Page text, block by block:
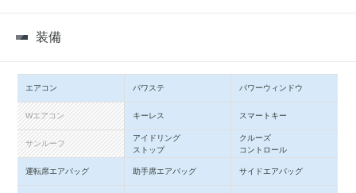
装備
エアコン パワステ パワーウィンドウ
Wエアコン キーレス スマートキー
サンルーフ
アイドリング
ストップ
クルーズ
コントロール
運転席エアバッグ 助手席エアバッグ サイドエアバッグ